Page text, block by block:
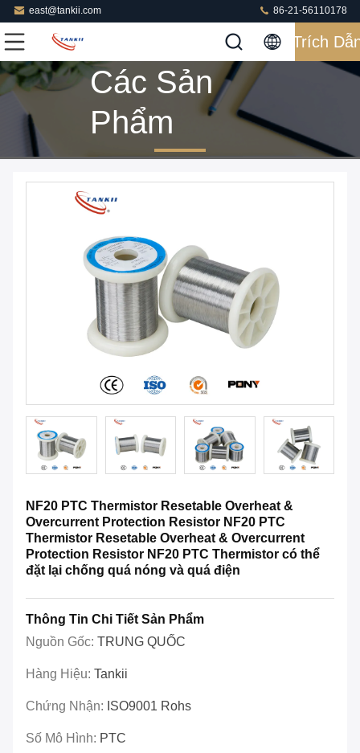
east@tankii.com 86-21-56110178
Trích
Các Sản
Phẩm
NF20 PTC Thermistor Resetable Overheat &
Overcurrent Protection Resistor NF20 PTC
Thermistor Resetable Overheat & Overcurrent
Protection Resistor NF20 PTC Thermistor có thể
đặt lại chống quá nóng và quá điện
Thông Tin Chi Tiết Sản Phẩm
Nguồn Gốc: TRUNG QUỐC
Hàng Hiệu: Tankii
Chứng Nhận: ISO9001 Rohs
Số Mô Hình: PTC